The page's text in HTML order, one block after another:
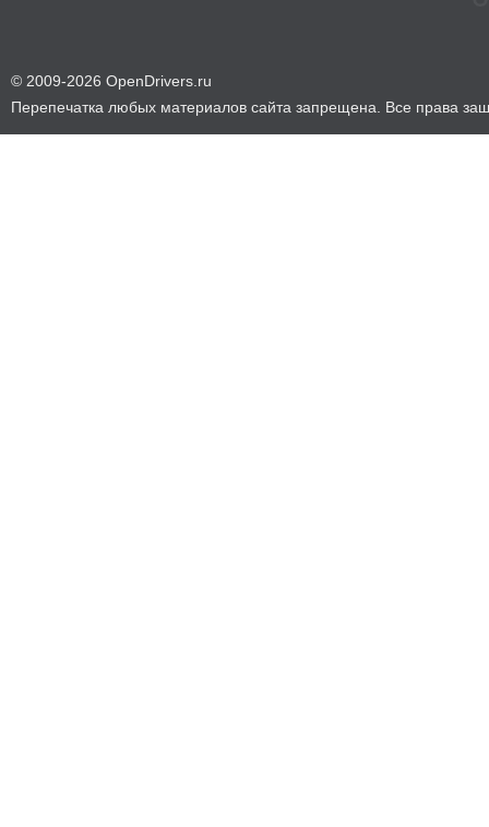
© 2009-2026 OpenDrivers.ru
Перепечатка любых материалов сайта запрещена. Все права